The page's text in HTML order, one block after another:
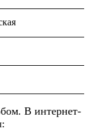
В интернет-